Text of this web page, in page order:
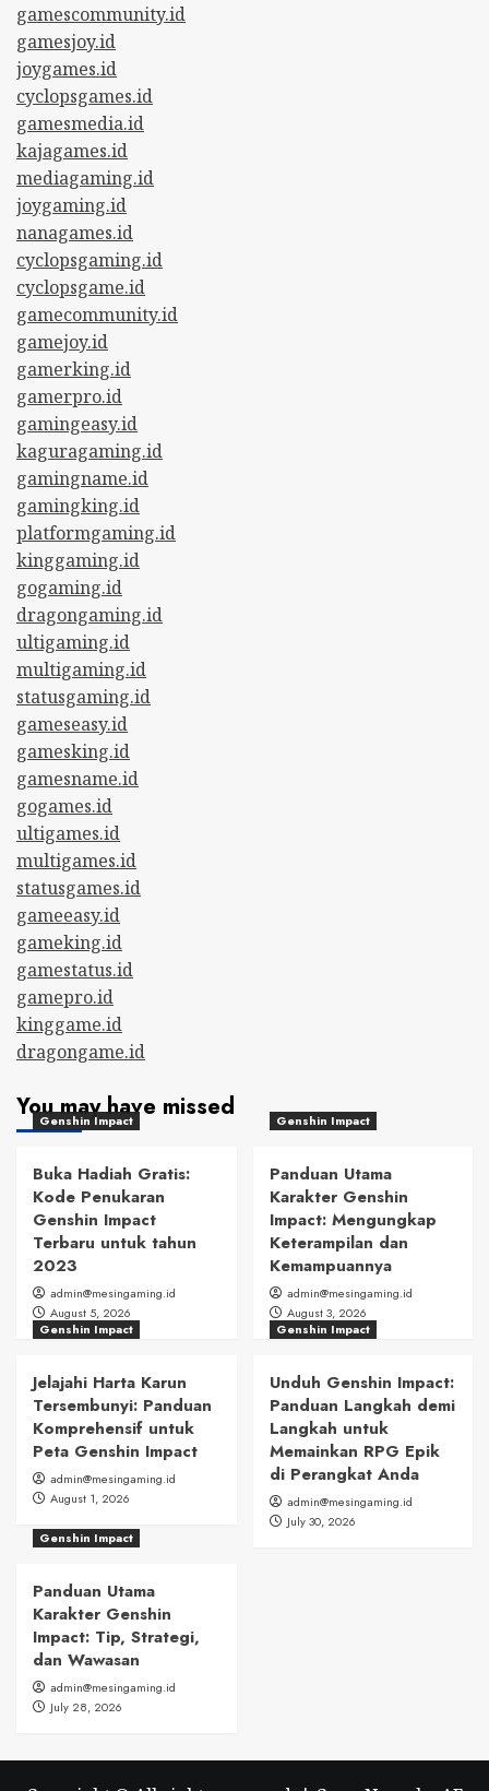
gamescommunity.id
gamesjoy.id
joygames.id
cyclopsgames.id
gamesmedia.id
kajagames.id
mediagaming.id
joygaming.id
nanagames.id
cyclopsgaming.id
cyclopsgame.id
gamecommunity.id
gamejoy.id
gamerking.id
gamerpro.id
gamingeasy.id
kaguragaming.id
gamingname.id
gamingking.id
platformgaming.id
kinggaming.id
gogaming.id
dragongaming.id
ultigaming.id
multigaming.id
statusgaming.id
gameseasy.id
gamesking.id
gamesname.id
gogames.id
ultigames.id
multigames.id
statusgames.id
gameeasy.id
gameking.id
gamestatus.id
gamepro.id
kinggame.id
dragongame.id
You may have missed
Genshin Impact
Buka Hadiah Gratis:
Kode Penukaran
Genshin Impact
Terbaru untuk tahun
2023
admin@mesingaming.id
August 5, 2026
Genshin Impact
Panduan Utama
Karakter Genshin
Impact: Mengungkap
Keterampilan dan
Kemampuannya
admin@mesingaming.id
August 3, 2026
Genshin Impact
Jelajahi Harta Karun
Tersembunyi: Panduan
Komprehensif untuk
Peta Genshin Impact
admin@mesingaming.id
August 1, 2026
Genshin Impact
Unduh Genshin Impact:
Panduan Langkah demi
Langkah untuk
Memainkan RPG Epik
di Perangkat Anda
admin@mesingaming.id
July 30, 2026
Genshin Impact
Panduan Utama
Karakter Genshin
Impact: Tip, Strategi,
dan Wawasan
admin@mesingaming.id
July 28, 2026